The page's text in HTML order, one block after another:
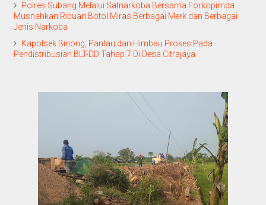
Polres Subang Melalui Satnarkoba Bersama Forkopimda
Musnahkan Ribuan Botol Miras Berbagai Merk dan Berbagai
Jenis Narkoba
Kapolsek Binong, Pantau dan Himbau Prokes Pada
Pendistribusian BLT-DD Tahap 7 Di Desa Citrajaya